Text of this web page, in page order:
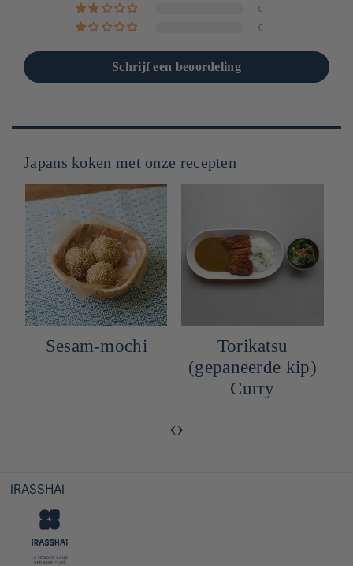
0
0
Schrijf een beoordeling
Japans koken met onze recepten
Sesam-mochi
Torikatsu
(gepaneerde kip)
Curry
‹›
iRASSHAi